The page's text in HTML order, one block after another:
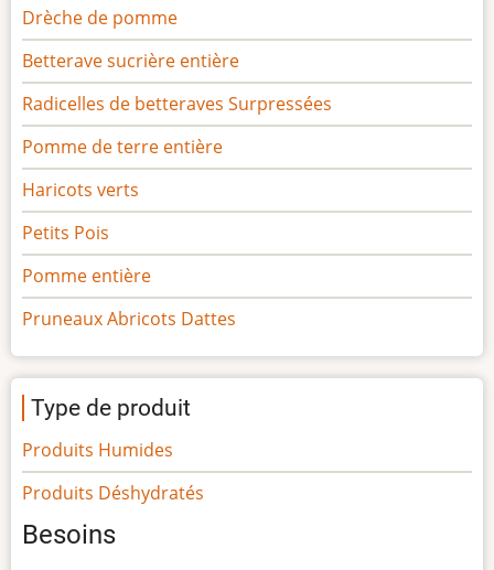
Drèche de pomme
Betterave sucrière entière
Radicelles de betteraves Surpressées
Pomme de terre entière
Haricots verts
Petits Pois
Pomme entière
Pruneaux Abricots Dattes
Type de produit
Produits Humides
Produits Déshydratés
Besoins